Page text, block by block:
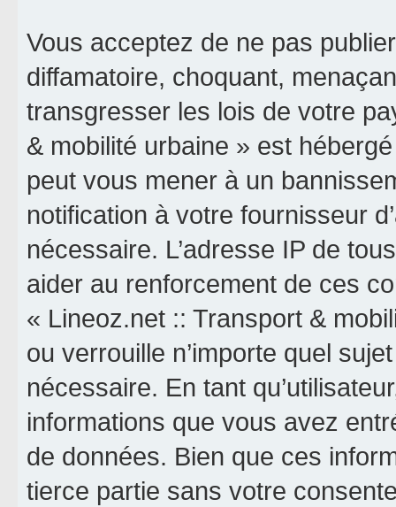
Vous acceptez de ne pas
diffamatoire, choquant,
transgresser les lois de votre
& mobilité urbaine » est
peut vous mener à un
notification à votre fournisseur
nécessaire. L’adresse IP de
aider au renforcement de ces
« Lineoz.net :: Transport &
ou verrouille n’importe quel
nécessaire. En tant
informations que vous avez
de données. Bien que ces
tierce partie sans votre